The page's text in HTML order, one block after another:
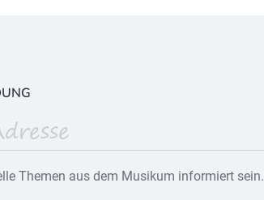
Themen aus dem Musikum informiert sein.